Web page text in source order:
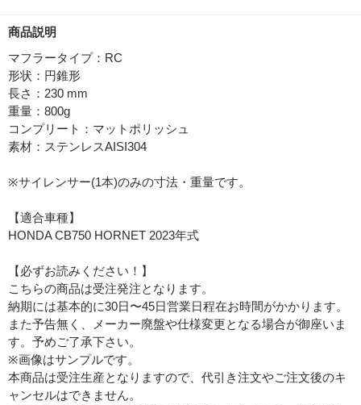
商品説明
マフラータイプ：RC
形状：円錐形
長さ：230 mm
重量：800g
コンプリート：マットポリッシュ
素材：ステンレスAISI304
※サイレンサー(1本)のみの寸法・重量です。
【適合車種】
HONDA CB750 HORNET 2023年式
【必ずお読みください！】
こちらの商品は受注発注となります。
納期には基本的に30日〜45日営業日程在お時間がかかります。
また予告無く、メーカー廃盤や仕様変更となる場合が御座いま
す。予めご了承下さい。
※画像はサンプルです。
本商品は受注生産となりますので、代引き注文やご注文後のキ
ャンセルはできません。